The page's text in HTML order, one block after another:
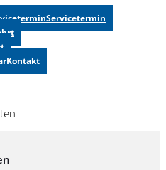
Servicetermin
Kontakt